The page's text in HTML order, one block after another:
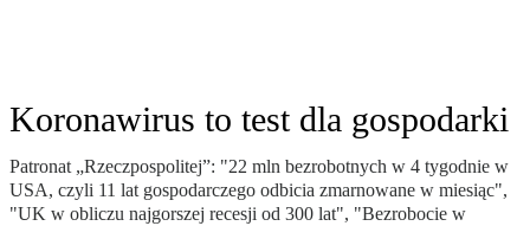
Koronawirus to test dla gospodarki
Patronat „Rzeczpospolitej”: "22 mln bezrobotnych w 4 tygodnie w
USA, czyli 11 lat gospodarczego odbicia zmarnowane w miesiąc",
"UK w obliczu najgorszej recesji od 300 lat", "Bezrobocie w